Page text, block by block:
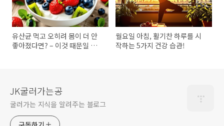
유산균 먹고 오히려 몸이 더 안
좋아졌다면? – 이것 때문일 수
월요일 아침, 활기찬 하루를 시
작하는 5가지 건강 습관!
JK굴러가는공
굴러가는 지식을 알려주는 블로그